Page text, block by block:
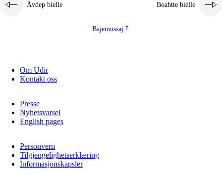
Åvdep bielle Boahtte bielle
Bajemussaj
Om Udir
Kontakt oss
Presse
Nyhetsvarsel
English pages
Personvern
Tilgjengelighetserklæring
Informasjonskapsler